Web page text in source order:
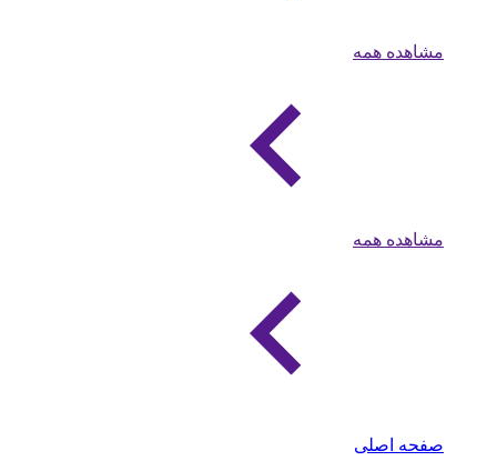
مشاهده همه
مشاهده همه
صفحه اصلی